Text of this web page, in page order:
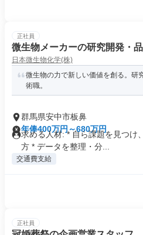
正社員
微生物メーカーの研究開発・
日本微生物化学(株)
微生物の力で新しい価値を創る。研
術職。
群馬県安中市板鼻
年俸400万円～680万円
求める人材: * 自ら課題を見つけ
方 * データを整理・分...
交通費支給
正社員